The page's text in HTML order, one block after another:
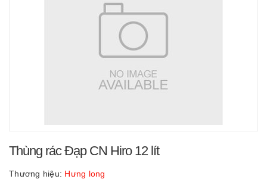
Thùng rác Đạp CN Hiro 12 lít
Thương hiệu: Hưng long